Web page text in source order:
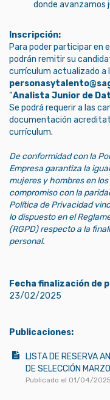
donde avanzamos
Inscripción:
Para poder participar en
podrán remitir su
currículum actualizado a
“Analista Junior de
Se podrá requerir a las
documentación
currículum.
De conformidad con la
Empresa garantiza la
mujeres y hombres en
compromiso con la
Política de Privacidad
lo dispuesto en el
(RGPD) respecto a la
personal.
Fecha finalización de
23/02/2025
Publicaciones:
LISTA DE RESERVA
DE SELECCIÓN
Publicado el 01/04/2025